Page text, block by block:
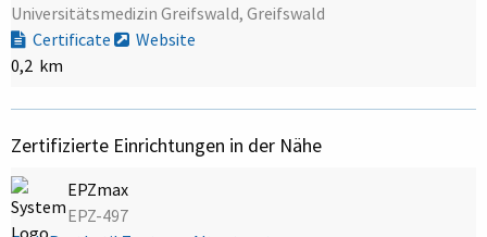
Universitätsmedizin Greifswald, Greifswald
Certificate
Website
0,2 km
Zertifizierte Einrichtungen in der Nähe
EPZmax
EPZ-497